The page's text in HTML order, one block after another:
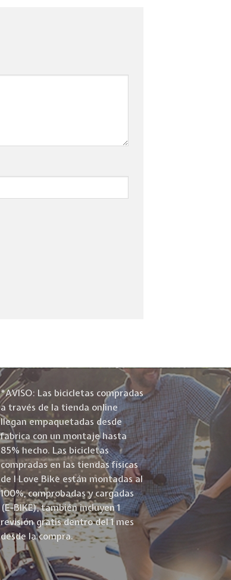
*AVISO: Las bicicletas compradas
a través de la tienda online
llegan empaquetadas desde
fabrica con un montaje hasta
85% hecho. Las bicicletas
compradas en las tiendas físicas
de I Love Bike están montadas al
100%, comprobadas y cargadas
(E-BIKE), también incluyen 1
revisión gratis dentro del 1 mes
desde la compra.